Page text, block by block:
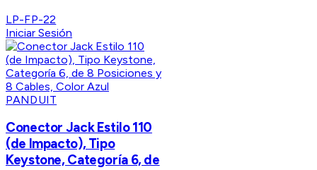
LP-FP-22
Iniciar Sesión
PANDUIT
Conector Jack Estilo 110
(de Impacto), Tipo
Keystone, Categoría 6, de